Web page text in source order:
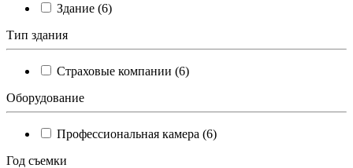
Здание (6)
Тип здания
Страховые компании (6)
Оборудование
Профессиональная камера (6)
Год съемки